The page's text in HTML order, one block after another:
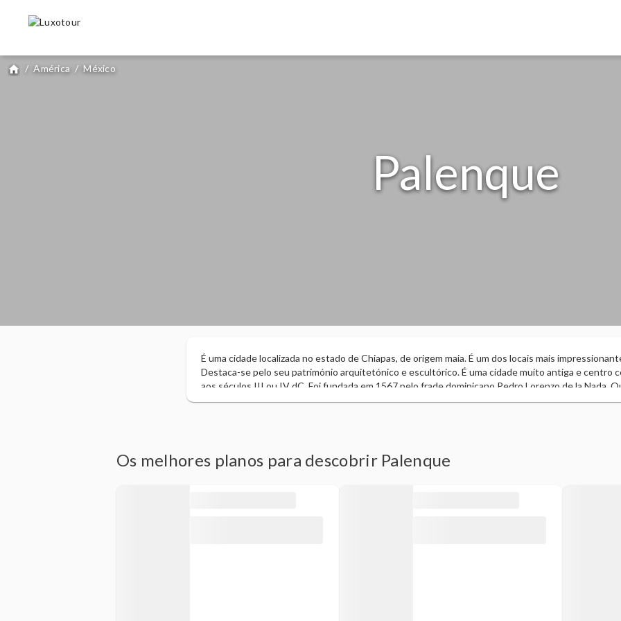
home / América / México
Palenque
É uma cidade localizada no estado de Chiapas, de origem maia. É um dos locais mais
Destaca-se pelo seu património arquitetónico e escultórico. É uma cidade muito antiga e centro
aos séculos III ou IV dC. Foi fundada em 1567 pelo frade dominicano Pedro Lorenzo de la Nada.
passaram desde a fundação da cidade até 1740, quando o padre Antonio Solís descobriu a zona
Os melhores planos para descobrir Palenque